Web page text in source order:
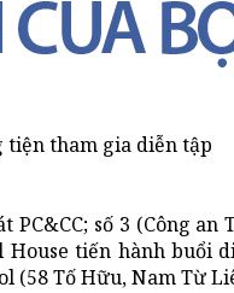
tham gia diễn tập
PC&CC; số 3 (Công
House tiến hành buổi
(58 Tố Hữu, Nam Từ